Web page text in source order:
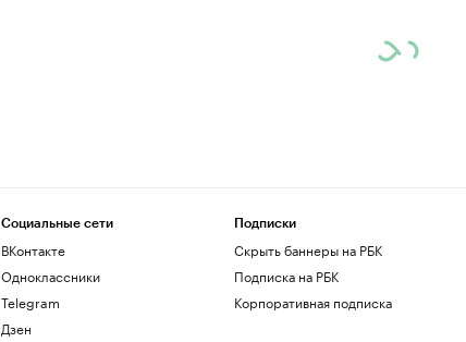
Социальные сети
ВКонтакте
Одноклассники
Telegram
Дзен
Подписки
Скрыть баннеры на РБК
Подписка на РБК
Корпоративная подписка